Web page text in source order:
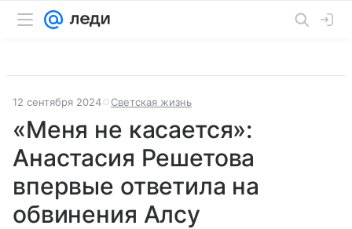
12 сентября 2024 Светская жизнь
«Меня не касается»:
Анастасия Решетова
впервые ответила на
обвинения Алсу